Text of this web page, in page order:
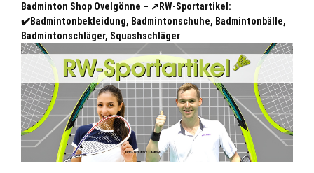
Badminton Shop Ovelgönne – ↗️RW-Sportartikel:
✔️Badmintonbekleidung, Badmintonschuhe, Badmintonbälle,
Badmintonschläger, Squashschläger